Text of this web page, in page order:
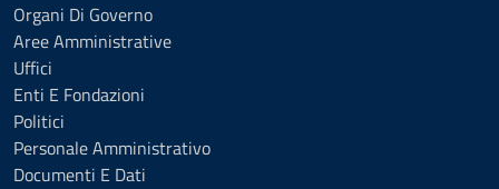
Organi Di Governo
Aree Amministrative
Uffici
Enti E Fondazioni
Politici
Personale Amministrativo
Documenti E Dati